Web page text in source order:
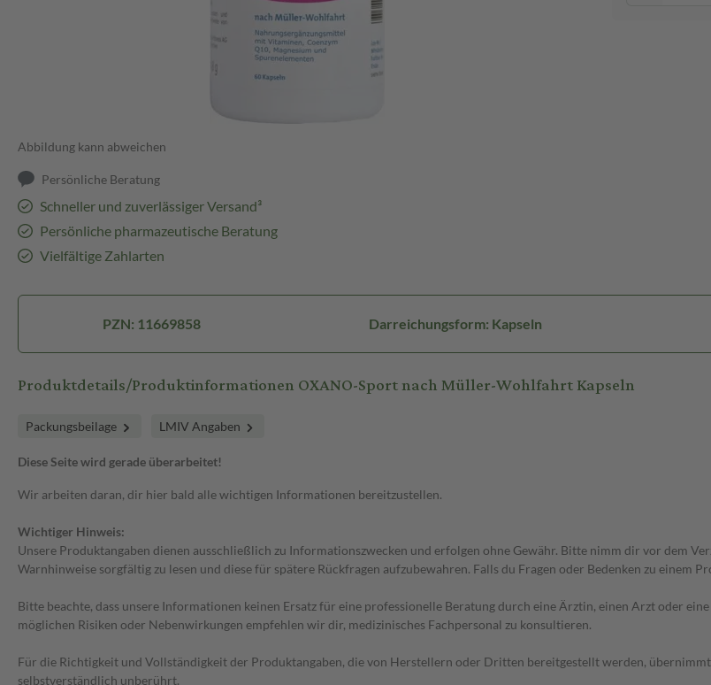
Abbildung kann abweichen
Persönliche Beratung
Schneller und zuverlässiger Versand³
Persönliche pharmazeutische Beratung
Vielfältige Zahlarten
PZN: 11669858 Darreichungsform: Kapseln
Produktdetails/Produktinformationen OXANO-Sport nach Müller-Wohlfahrt Kapseln
Packungsbeilage LMIV Angaben
Diese Seite wird gerade überarbeitet!
Wir arbeiten daran, dir hier bald alle wichtigen Informationen bereitzustellen.
Wichtiger Hinweis:
Unsere Produktangaben dienen ausschließlich zu Informationszwecken und erfolgen ohne Gewähr. Bitte nimm dir vor dem
Warnhinweise sorgfältig zu lesen und diese für spätere Rückfragen aufzubewahren. Falls du Fragen oder Bedenken zu einem
Bitte beachte, dass unsere Informationen keinen Ersatz für eine professionelle Beratung durch eine Ärztin, einen Arzt oder
möglichen Risiken oder Nebenwirkungen empfehlen wir dir, medizinisches Fachpersonal zu konsultieren.
Für die Richtigkeit und Vollständigkeit der Produktangaben, die von Herstellern oder Dritten bereitgestellt werden,
selbstverständlich unberührt.